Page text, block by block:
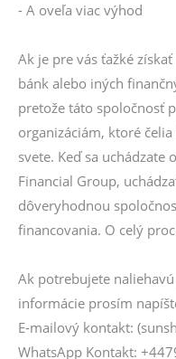
- A oveľa viac výhod
Ak je pre vás ťažké
bánk alebo iných
pretože táto spoločnosť
organizáciám, ktoré
svete. Keď sa uchádzate
Financial Group,
dôveryhodnou
financovania. O celý
Ak potrebujete
informácie prosím
E-mailový kontakt:
WhatsApp Kontakt: